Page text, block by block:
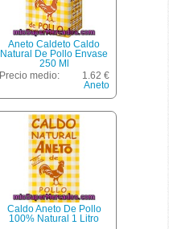
Aneto Caldeto Caldo
Natural De Pollo Envase
250 Ml
Precio medio:
1.62 €
Aneto
Caldo Aneto De Pollo
100% Natural 1 Litro